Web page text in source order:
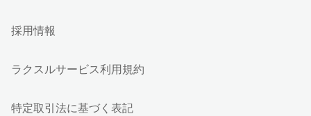
採用情報
ラクスルサービス利用規約
特定取引法に基づく表記